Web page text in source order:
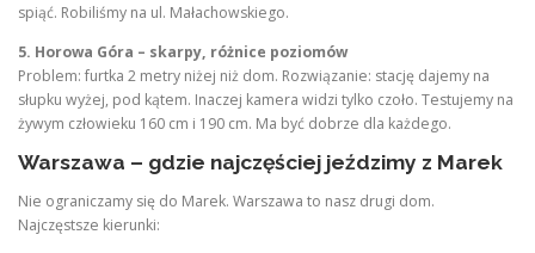
spiąć. Robiliśmy na ul. Małachowskiego.
5. Horowa Góra – skarpy, różnice poziomów
Problem: furtka 2 metry niżej niż dom. Rozwiązanie: stację dajemy na
słupku wyżej, pod kątem. Inaczej kamera widzi tylko czoło. Testujemy na
żywym człowieku 160 cm i 190 cm. Ma być dobrze dla każdego.
Warszawa – gdzie najczęściej jeździmy z Marek
Nie ograniczamy się do Marek. Warszawa to nasz drugi dom.
Najczęstsze kierunki: